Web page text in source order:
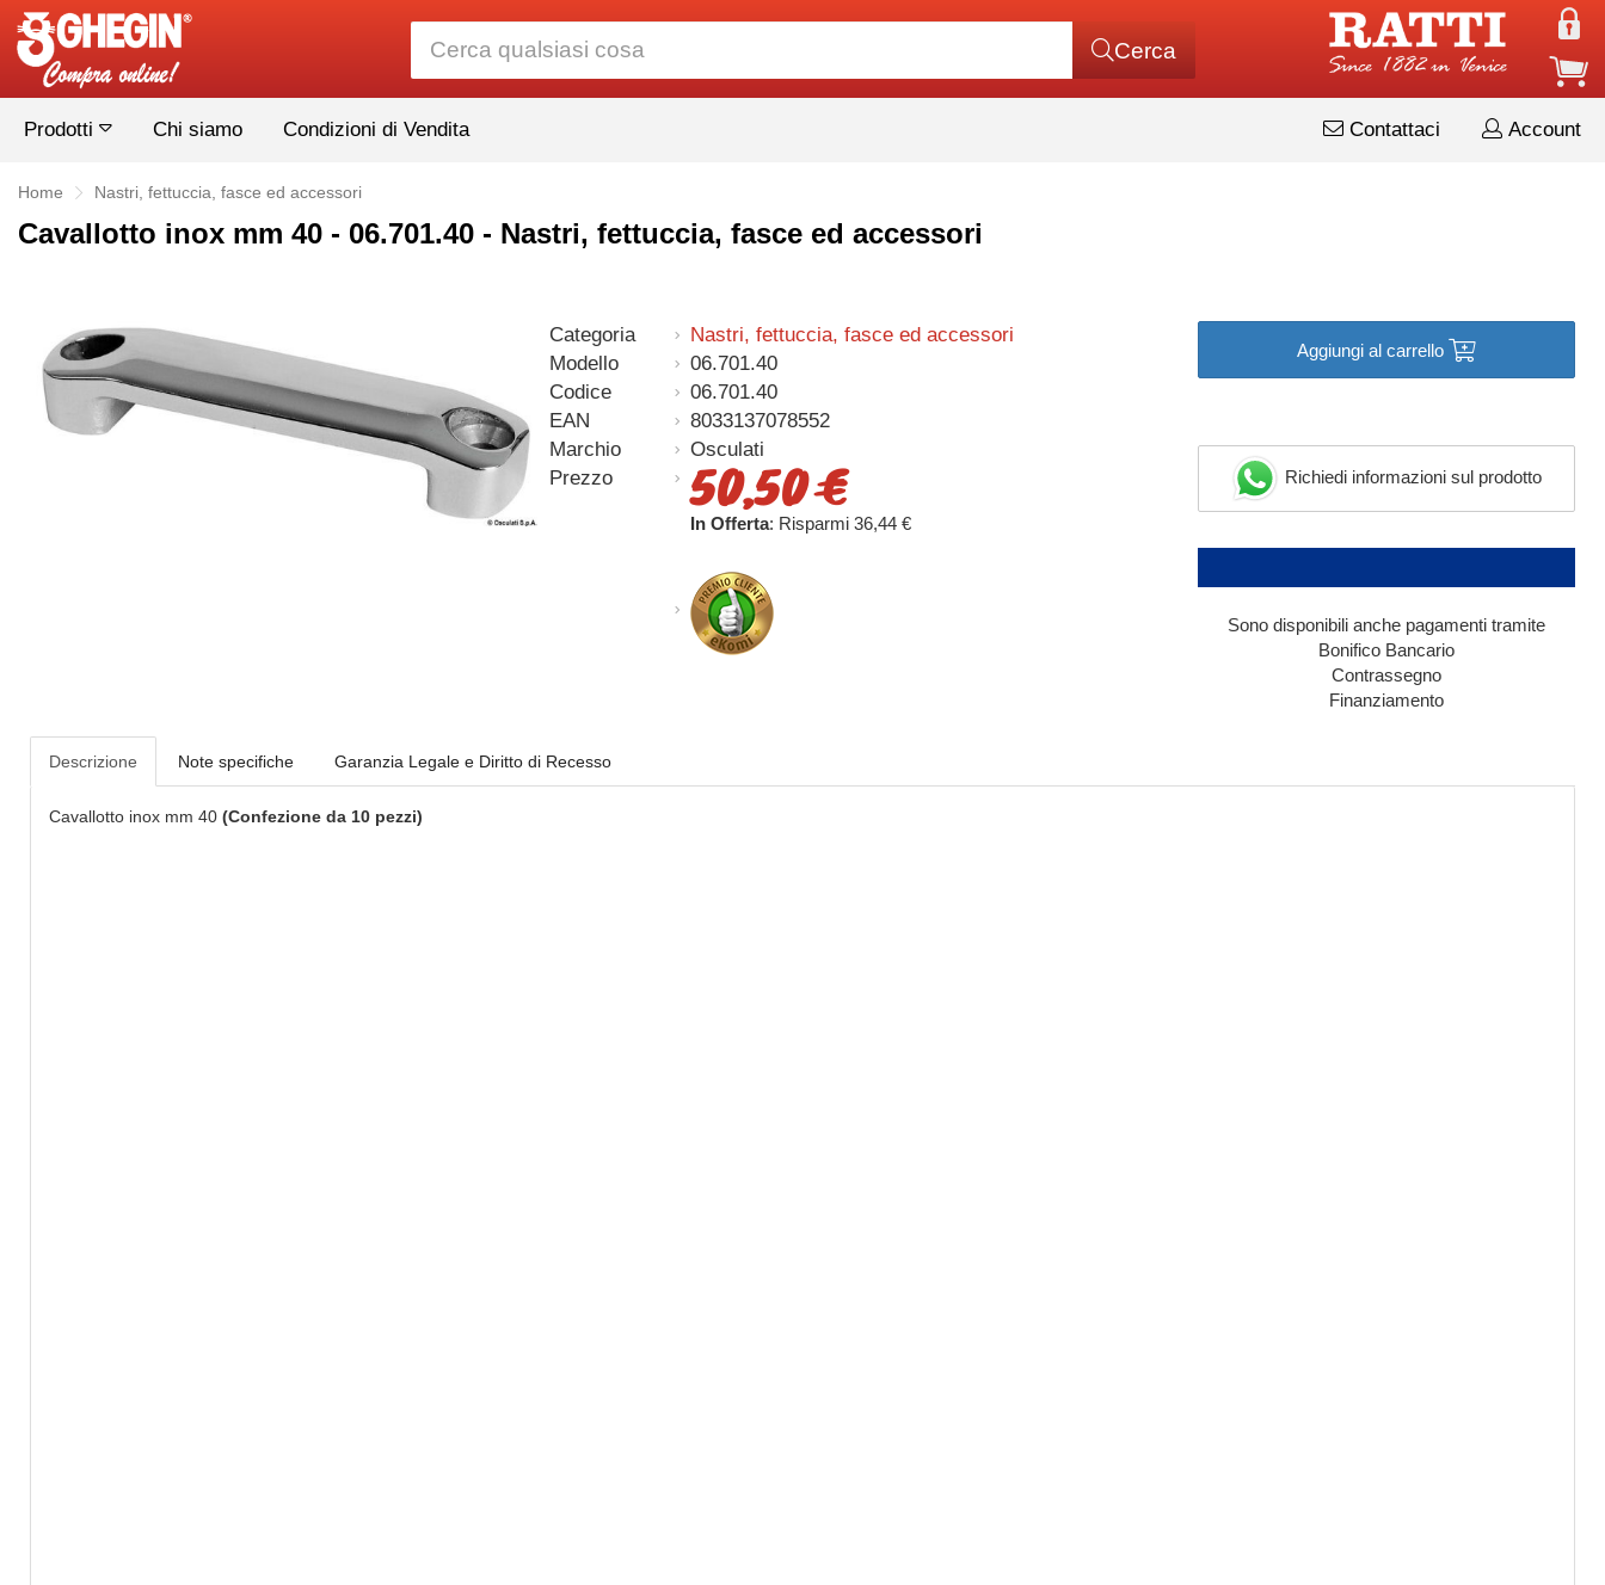
Cerca
Prodotti Chi siamo Condizioni di Vendita Account
Contattaci
Home Nastri, fettuccia, fasce ed accessori
Cavallotto inox mm 40 - 06.701.40 - Nastri, fettuccia, fasce ed accessori
Categoria
Nastri, fettuccia, fasce ed accessori
Modello
06.701.40
Codice
06.701.40
EAN
8033137078552
Marchio
Osculati
Prezzo
50,50 €
In Offerta: Risparmi 36,44 €
Aggiungi al carrello
Richiedi informazioni sul prodotto
Sono disponibili anche pagamenti tramite
Bonifico Bancario
Contrassegno
Finanziamento
Descrizione Note specifiche Garanzia Legale e Diritto di Recesso
Cavallotto inox mm 40 (Confezione da 10 pezzi)